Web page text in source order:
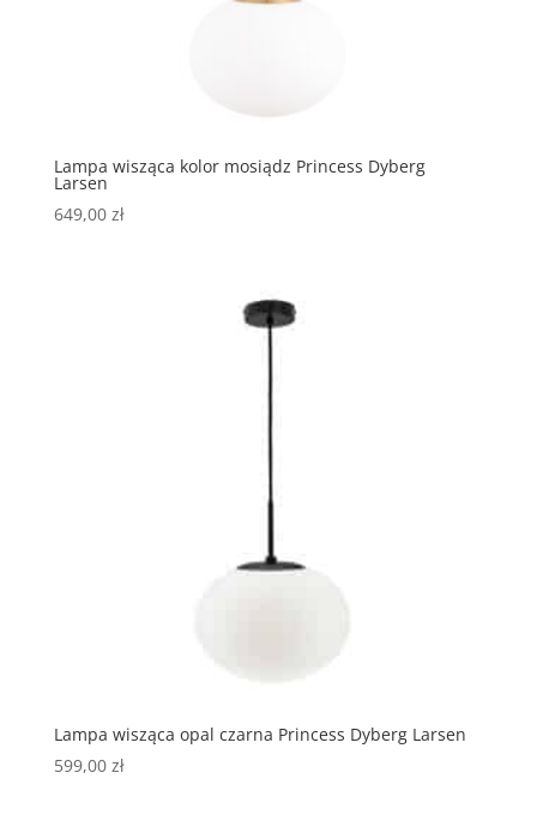
Lampa wisząca kolor mosiądz Princess Dyberg
Larsen
649,00 zł
Lampa wisząca opal czarna Princess Dyberg Larsen
599,00 zł